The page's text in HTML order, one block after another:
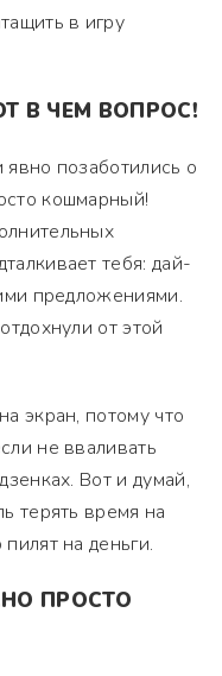
в игру
В ЧЕМ ВОПРОС!
явно позаботились о
кошмарный!
тебя: дай-
предложениями.
от этой
экран, потому что
не вваливать
Вот и думай,
терять время на
на деньги.
ПРОСТО